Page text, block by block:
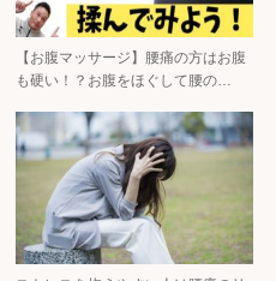
【お腹マッサージ】腰痛の方はお腹
も硬い！？お腹をほぐして腰の…